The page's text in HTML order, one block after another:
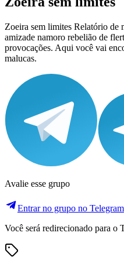
Zoeira sem limites Relatório de
amizade namoro rebelião de
provocações. Aqui você vai
malucas.
Avalie esse grupo
Entrar no grupo no Telegram
Você será redirecionado para o